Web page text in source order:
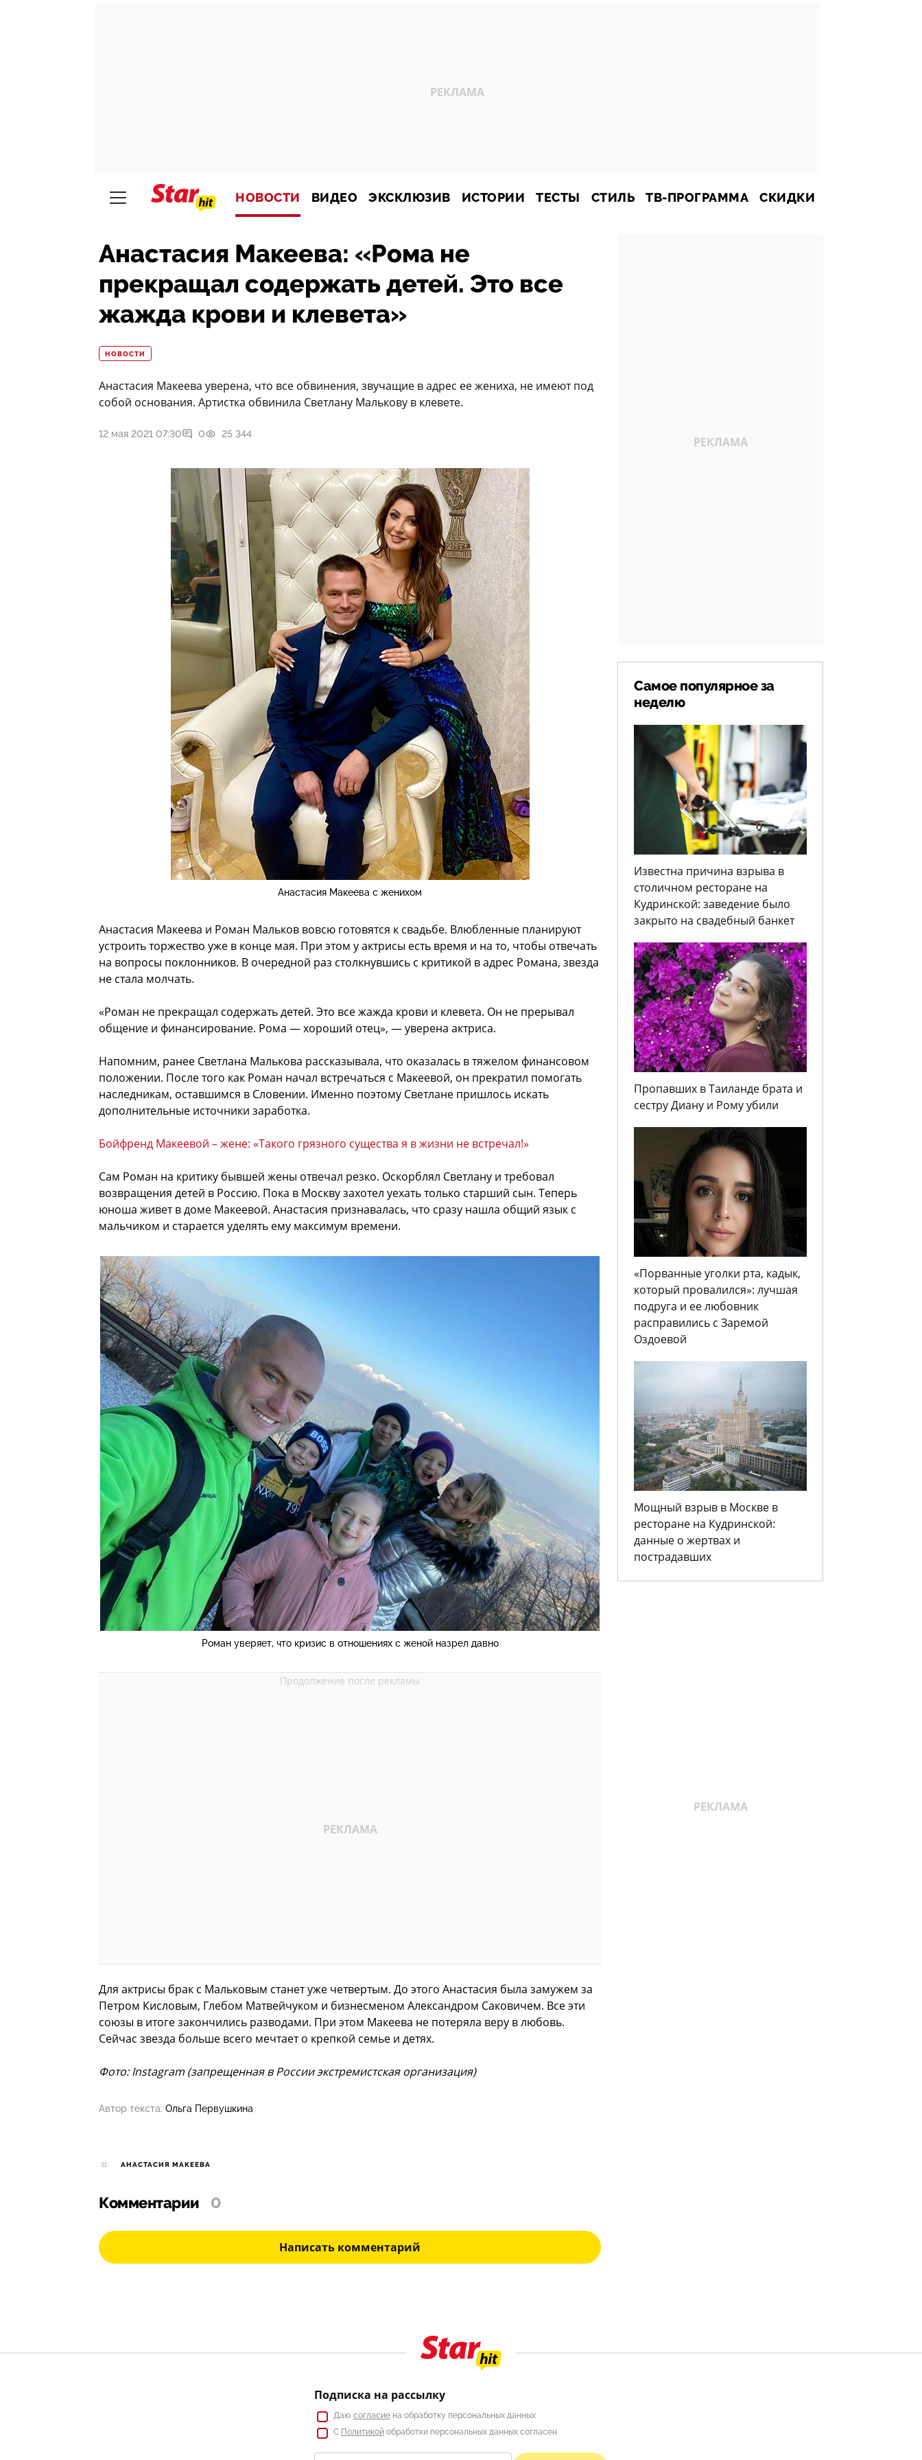
НОВОСТИ ВИДЕО ЭКСКЛЮЗИВ ИСТОРИИ ТЕСТЫ СТИЛЬ ТВ-ПРОГРАММА СКИДКИ
Анастасия Макеева: «Рома не
прекращал содержать детей. Это все
жажда крови и клевета»
НОВОСТИ
Анастасия Макеева уверена, что все обвинения, звучащие в адрес ее жениха, не имеют под
собой основания. Артистка обвинила Светлану Малькову в клевете.
12 мая 2021 07:30 0 25 344
Анастасия Макеева с женихом
Анастасия Макеева и Роман Мальков вовсю готовятся к свадьбе. Влюбленные планируют
устроить торжество уже в конце мая. При этом у актрисы есть время и на то, чтобы отвечать
на вопросы поклонников. В очередной раз столкнувшись с критикой в адрес Романа, звезда
не стала молчать.
«Роман не прекращал содержать детей. Это все жажда крови и клевета. Он не прерывал
общение и финансирование. Рома — хороший отец», — уверена актриса.
Напомним, ранее Светлана Малькова рассказывала, что оказалась в тяжелом финансовом
положении. После того как Роман начал встречаться с Макеевой, он прекратил помогать
наследникам, оставшимся в Словении. Именно поэтому Светлане пришлось искать
дополнительные источники заработка.
Бойфренд Макеевой – жене: «Такого грязного существа я в жизни не встречал!»
Сам Роман на критику бывшей жены отвечал резко. Оскорблял Светлану и требовал
возвращения детей в Россию. Пока в Москву захотел уехать только старший сын. Теперь
юноша живет в доме Макеевой. Анастасия признавалась, что сразу нашла общий язык с
мальчиком и старается уделять ему максимум времени.
Роман уверяет, что кризис в отношениях с женой назрел давно
Для актрисы брак с Мальковым станет уже четвертым. До этого Анастасия была замужем за
Петром Кисловым, Глебом Матвейчуком и бизнесменом Александром Саковичем. Все эти
союзы в итоге закончились разводами. При этом Макеева не потеряла веру в любовь.
Сейчас звезда больше всего мечтает о крепкой семье и детях.
Фото: Instagram (запрещенная в России экстремистская организация)
Автор текста: Ольга Первушкина
АНАСТАСИЯ МАКЕЕВА
Комментарии 0
Написать комментарий
Самое популярное за
неделю
Известна причина взрыва в
столичном ресторане на
Кудринской: заведение было
закрыто на свадебный банкет
Пропавших в Таиланде брата и
сестру Диану и Рому убили
«Порванные уголки рта, кадык,
который провалился»: лучшая
подруга и ее любовник
расправились с Заремой
Оздоевой
Мощный взрыв в Москве в
ресторане на Кудринской:
данные о жертвах и
пострадавших
Подписка на рассылку
Даю согласиена обработку персональных данных
С Политикойобработки персональных данных согласен